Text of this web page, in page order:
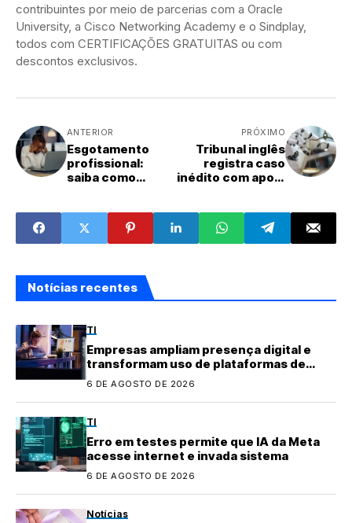
contribuintes por meio de parcerias com a Oracle
University, a Cisco Networking Academy e o Sindplay,
todos com CERTIFICAÇÕES GRATUITAS ou com
descontos exclusivos.
ANTERIOR
Esgotamento
profissional:
saiba como
burnout
PRÓXIMO
Tribunal inglês
registra caso
inédito com apoio
em IA
Notícias recentes
TI
Empresas ampliam presença digital e
transformam uso de plataformas de
conteúdo
6 DE AGOSTO DE 2026
TI
Erro em testes permite que IA da Meta
acesse internet e invada sistema
6 DE AGOSTO DE 2026
Notícias